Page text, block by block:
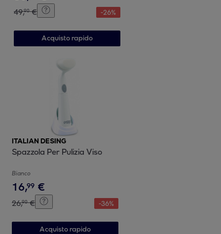
49,90 € -26%
Acquisto rapido
ITALIAN DESING
Spazzola Per Pulizia Viso
Bianco
16,99 €
26,90 € -36%
Acquisto rapido